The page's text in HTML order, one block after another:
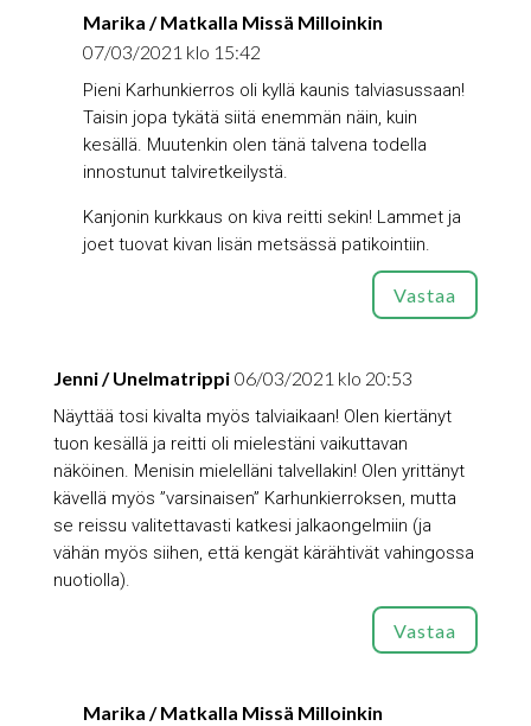
Marika / Matkalla Missä Milloinkin
07/03/2021 klo 15:42
Pieni Karhunkierros oli kyllä kaunis talviasussaan!
Taisin jopa tykätä siitä enemmän näin, kuin
kesällä. Muutenkin olen tänä talvena todella
innostunut talviretkeilystä.
Kanjonin kurkkaus on kiva reitti sekin! Lammet ja
joet tuovat kivan lisän metsässä patikointiin.
Vastaa
Jenni / Unelmatrippi 06/03/2021 klo 20:53
Näyttää tosi kivalta myös talviaikaan! Olen kiertänyt
tuon kesällä ja reitti oli mielestäni vaikuttavan
näköinen. Menisin mielelläni talvellakin! Olen yrittänyt
kävellä myös ”varsinaisen” Karhunkierroksen, mutta
se reissu valitettavasti katkesi jalkaongelmiin (ja
vähän myös siihen, että kengät kärähtivät vahingossa
nuotiolla).
Vastaa
Marika / Matkalla Missä Milloinkin